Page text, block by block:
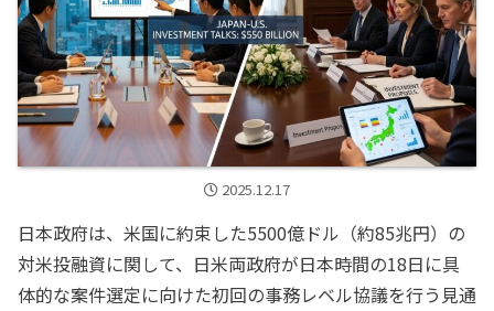
2025.12.17
日本政府は、米国に約束した5500億ドル（約85兆円）の
対米投融資に関して、日米両政府が日本時間の18日に具
体的な案件選定に向けた初回の事務レベル協議を行う見通